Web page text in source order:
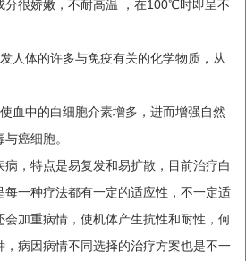
分很娇嫩，不耐高温 ，在100℃时即呈不
体的许多与免疫有关的化学物质，从
中的白细胞介素增多，进而增强自然
癌细胞。
，特点是易复发和易扩散，目前治疗白
一种疗法都有一定的适应性，不一定适
加重病情，使机体产生抗性和耐性，何
病因病情不同选择的治疗方案也是不一